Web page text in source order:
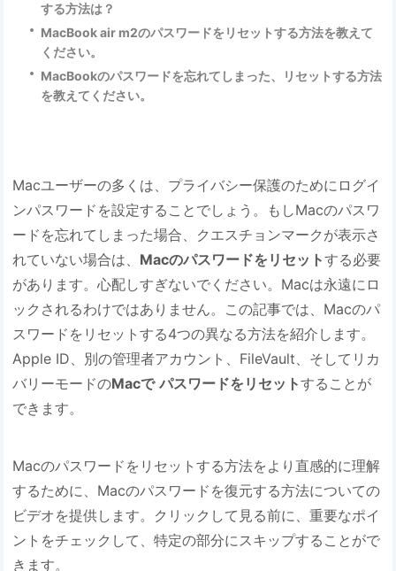
する方法は？
MacBook air m2のパスワードをリセットする方法を教えて
ください。
MacBookのパスワードを忘れてしまった、リセットする方法
を教えてください。
Macユーザーの多くは、プライバシー保護のためにログイ
ンパスワードを設定することでしょう。もしMacのパスワ
ードを忘れてしまった場合、クエスチョンマークが表示さ
れていない場合は、 Macのパスワードをリセットする必要
があります。心配しすぎないでください。Macは永遠にロ
ックされるわけではありません。この記事では、Macのパ
スワードをリセットする4つの異なる方法を紹介します。
Apple ID、別の管理者アカウント、FileVault、そしてリカ
バリーモードのMacで パスワードをリセットすることが
できます。
Macのパスワードをリセットする方法をより直感的に理解
するために、Macのパスワードを復元する方法についての
ビデオを提供します。クリックして見る前に、重要なポイ
ントをチェックして、特定の部分にスキップすることがで
きます。